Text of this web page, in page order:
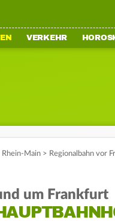
VERKEHR
Rhein-Main > Regionalbahn vor
um Frankfurt